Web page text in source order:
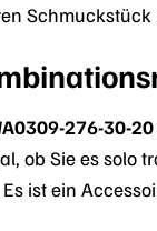
276-30-
ob Sie es
ist ein